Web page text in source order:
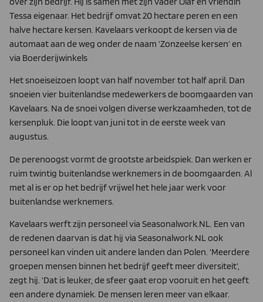
Tessa eigenaar. Het bedrijf omvat 20 hectare peren en een
halve hec­tare kersen. Kavelaars verkoopt de kersen via de
automaat aan de weg onder de naam ‘Zonzeelse kersen’ en
via Boerderijwinkels
Het snoeiseizoen loopt van half november tot half april. Dan
snoeien vier buitenlandse medewerkers de boomgaarden van
Kavelaars. Na de snoei volgen diverse werkzaamheden, tot de
kersenpluk. Die loopt van juni tot in de eerste week van
augus­tus.
De perenoogst vormt de grootste arbeidspiek. Dan werken er
ruim twintig buitenlandse werknemers in de boomgaarden. Al
met al is er op het bedrijf vrijwel het hele jaar werk voor
buiten­landse werknemers.
Kavelaars werft zijn personeel via Seasonalwork.NL. Een van
de redenen daarvan is dat hij via Seasonalwork.NL ook
personeel kan vinden uit andere landen dan Polen. ‘Meerdere
groepen mensen binnen het bedrijf geeft meer diversiteit’,
zegt hij. ‘Dat is leuker, de sfeer gaat erop vooruit en het geeft
een andere dy­namiek. De mensen leren meer van elkaar.